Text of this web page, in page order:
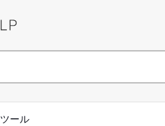
ツール